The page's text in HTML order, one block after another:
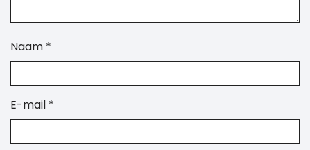
Naam *
E-mail *